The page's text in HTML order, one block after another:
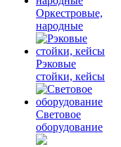
Оркестровые,
народные
Рэковые
стойки, кейсы
Световое
оборудование